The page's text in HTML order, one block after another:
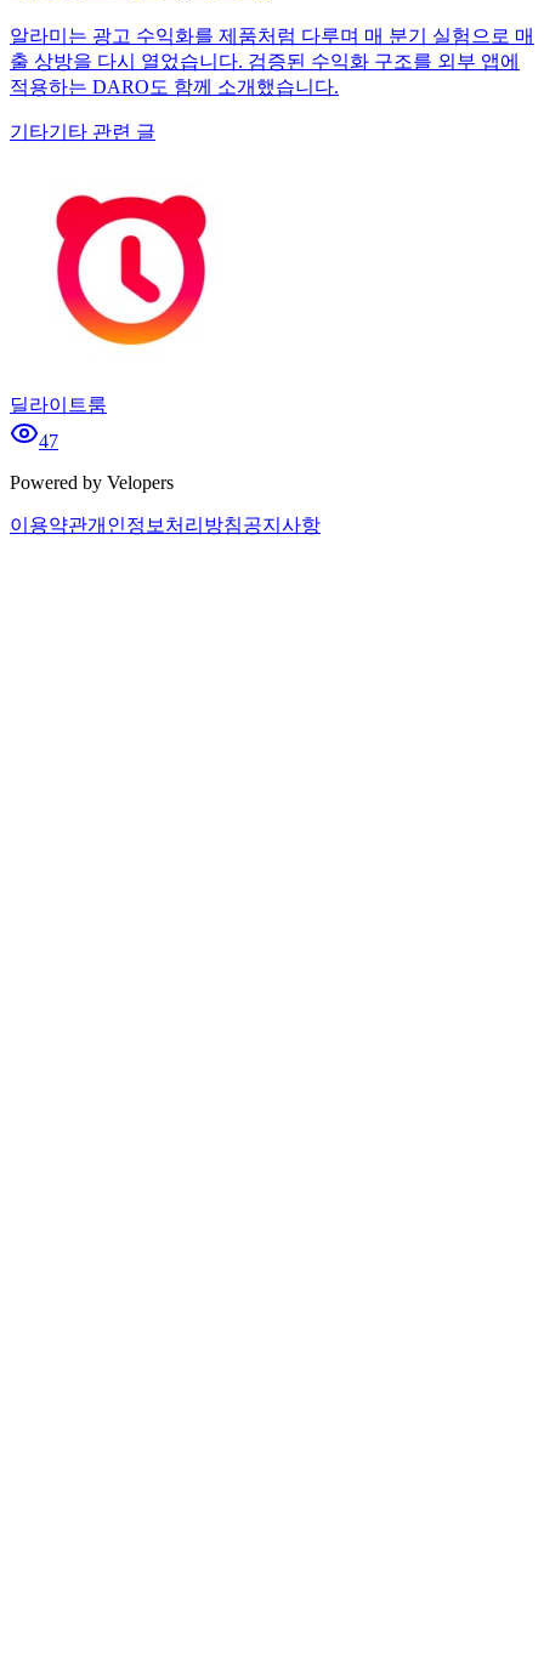
알라미는 광고 수익화를 제품처럼 다루며 매 분기 실험으로 매
출 상방을 다시 열었습니다. 검증된 수익화 구조를 외부 앱에
적용하는 DARO도 함께 소개했습니다.
기타기타 관련 글
딜라이트룸
47
Powered by Velopers
이용약관개인정보처리방침공지사항